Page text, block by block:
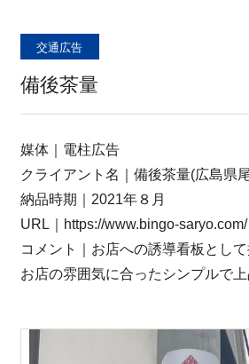
0848-20-
受付：平日 8:45-
お問い合わせ
交通広告
備後茶量
媒体｜電柱広告
クライアント名｜備後茶量(広島県
納品時期｜2021年８月
URL｜https://www.bingo-saryo.com/
コメント｜お店への誘導看板として
お店の雰囲気に合ったシンプルで上